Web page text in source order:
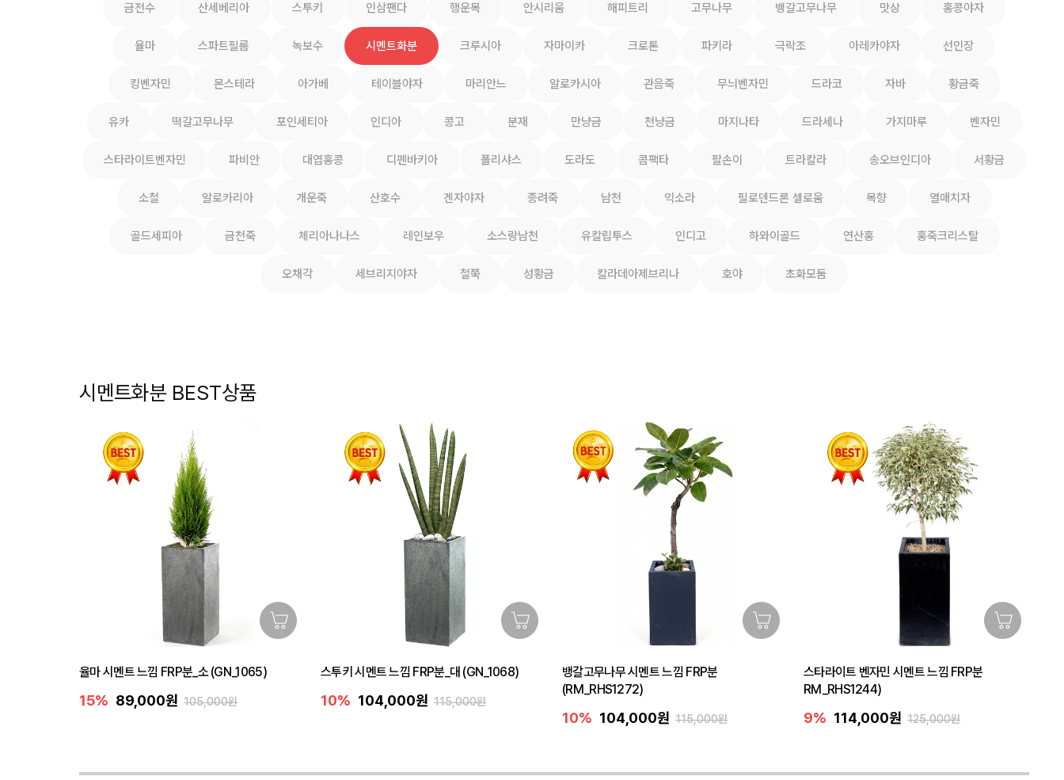
금전수 산세베리아 스투키 인삼팬다 행운목 안시리움 해피트리 고무나무 뱅갈고무나무 맛상 홍콩야자
율마 스파트필름 녹보수 시멘트화분 크루시아 자마이카 크로톤 파키라 극락조 아레카야자 선인장
킹벤자민 몬스테라 아가베 테이블야자 마리안느 알로카시아 관음죽 무늬벤자민 드라코 자바 황금죽
유카 떡갈고무나무 포인세티아 인디아 콩고 분재 만냥금 천냥금 마지나타 드라세나 가지마루 벤자민
스타라이트벤자민 파비안 대엽홍콩 디펜바키아 폴리샤스 도라도 콤팩타 팔손이 트라칼라 송오브인디아 서황금
소철 알로카리아 개운죽 산호수 겐자야자 종려죽 남천 익소라 필로덴드론 셀로움 목향 열매치자
골드세피아 금천죽 체리아나나스 레인보우 소스랑남천 유칼립투스 인디고 하와이골드 연산홍 홍죽크리스탈
오채각 세브리지야자 철쭉 성황금 칼라데아제브리나 호야 초화모둠
시멘트화분 BEST상품
율마 시멘트 느낌 FRP분_소 (GN_1065)
15% 89,000원 105,000원
스투키 시멘트 느낌 FRP분_대 (GN_1068)
10% 104,000원 115,000원
뱅갈고무나무 시멘트 느낌 FRP분
(RM_RHS1272)
10% 104,000원 115,000원
스타라이트 벤자민 시멘트 느낌 FRP분
RM_RHS1244)
9% 114,000원 125,000원